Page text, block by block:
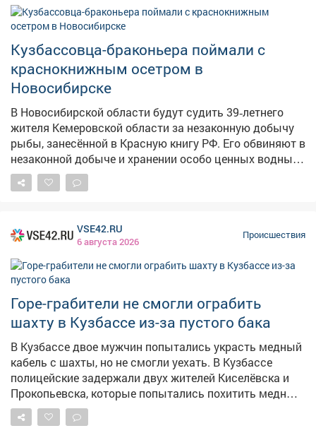
гражданскому кодексу РФ, пропавший гражданин
может быть объявлен умершим, если о нём ничего не
известно на месте жительства более 5 лет. А если он
пропалпри обстоятельствах, угрожавших смертью или
дающих основание предполагать его гибель от
несчастного случая, – в течение 6 месяцев. К
ребёнка. Ранее сообщалось, что с наступлением
августа в Кузбассе без вести пропадают
катастрофически много детей .
Кузбассовца-браконьера поймали с
краснокнижным осетром в
Новосибирске
В Новосибирской области будут судить 39‑летнего
жителя Кемеровской области за незаконную добычу
рыбы, занесённой в Красную книгу РФ. Его обвиняют в
незаконной добыче и хранении особо ценных водных
биологических ресурсов. Инцидент произошёл 2 июня
на берегу Оби возле села Каргаполово, пишет VN.ru.
Этот вид находится под охраной и включён в Красную
реку, кузбассовец поместил осетра в рыболовный
садок. Там его и обнаружили сотрудники
Верхнеобского территориального управления
Росрыболовства. Рыбу изъяли и выпустили обратно.
Обвиняемый признал свою вину. В прокуратуре
уточнили, что, если бы осётр погиб, ущерб
государству составил бы более 480 тысяч рублей.
Уголовное дело передано в суд для рассмотрения.
Фото: ru.freepik.com
VSE42.RU
6 августа 2026
Происшествия
Горе-грабители не смогли ограбить
шахту в Кузбассе из-за пустого бака
В Кузбассе двое мужчин попытались украсть медный
кабель с шахты, но не смогли уехать. В Кузбассе
полицейские задержали двух жителей Киселёвска и
Прокопьевска, которые попытались похитить медный
кабель с территории угледобывающего предприятия.
Как сообщает ГУ МВД по Кузбассу, сигнал о